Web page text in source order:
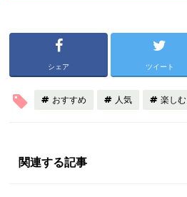
シェア ツイート
おすすめ 人気 楽しむ
関連する記事